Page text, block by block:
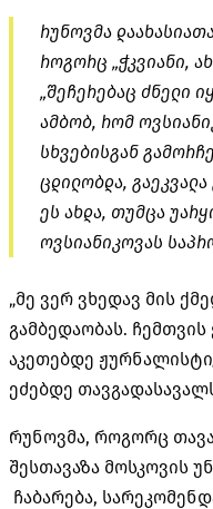
რუნოვმა
როგორც „ჭკვიანი,
„შეჩერებაც ძნელი
ამბობ, რომ
სხვებისგან
ცდილობდა,
ეს ახდა, თუმცა
ოვსიანიკოვას
„მე ვერ ვხედავ მის
გამბედაობას.
აკეთებდე
ეძებდე
რუნოვმა, როგორც
შესთავაზა მოსკოვის
ჩაბარება,